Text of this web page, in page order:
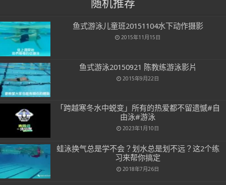
随机推荐
鱼式游泳儿童班20151104水下动作摄影
2015年11月15日
鱼式游泳20150921 陈教练游泳影片
2015年9月22日
「跨越寒冬水中蜕变」所有的热爱都不留遗憾#自
由泳#游泳
2023年1月10日
蛙泳换气总是学不会？划水总是划不远？这2个练
习来帮你搞定
2018年7月26日